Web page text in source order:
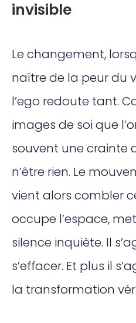
invisible
Le changement,
naître de la peur du
l’ego redoute tant.
images de soi que
souvent une crainte
n’être rien. Le
vient alors combler
occupe l’espace,
silence inquiète. Il
s’effacer. Et plus il
la transformation